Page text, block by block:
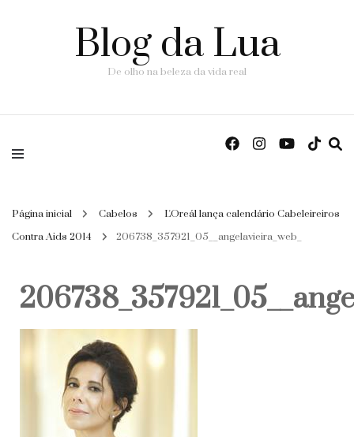
Blog da Lua
De olho na beleza da vida real
Página inicial Cabelos
L'Oreál lança calendário Cabeleireiros
Contra Aids 2014
206738_357921_05__angelavieira_web_